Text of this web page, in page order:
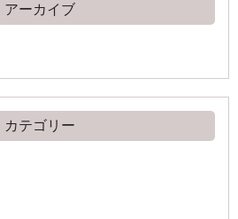
アーカイブ
カテゴリー